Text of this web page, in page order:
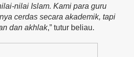
nilai Islam. Kami para guru
cerdas secara akademik, tapi
dan akhlak,” tutur beliau.